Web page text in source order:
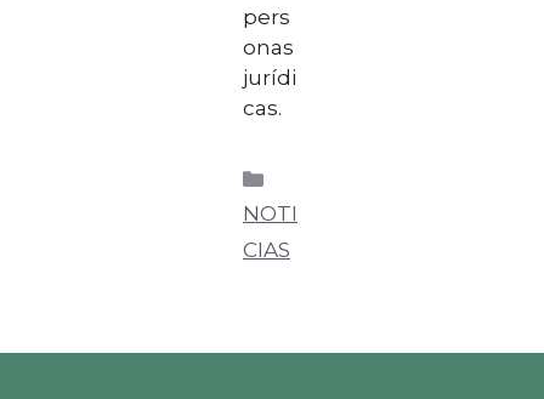
pers
onas
jurídi
cas.
NOTI
CIAS